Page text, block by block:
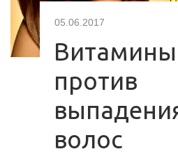
05.06.2017
Витамины
против
волос